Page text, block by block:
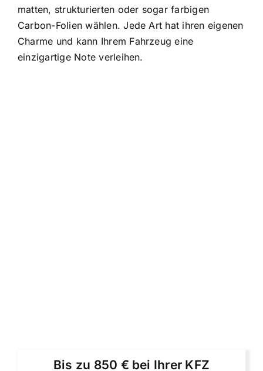
matten, strukturierten oder sogar farbigen
Carbon-Folien wählen. Jede Art hat ihren eigenen
Charme und kann Ihrem Fahrzeug eine
einzigartige Note verleihen.
Bis zu 850 € bei Ihrer KFZ